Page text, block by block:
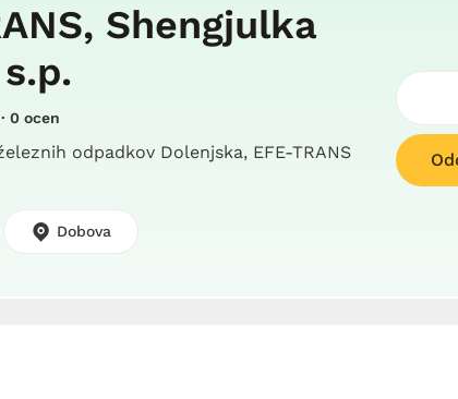
Shengjulka
· 0 ocen
odpadkov Dolenjska, EFE-TRANS
Dobova